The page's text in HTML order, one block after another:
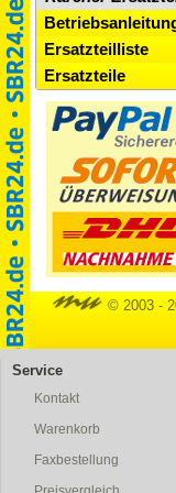
Ersatzteilliste
Ersatzteile
© 2003 -
Service
Kontakt
Warenkorb
Faxbestellung